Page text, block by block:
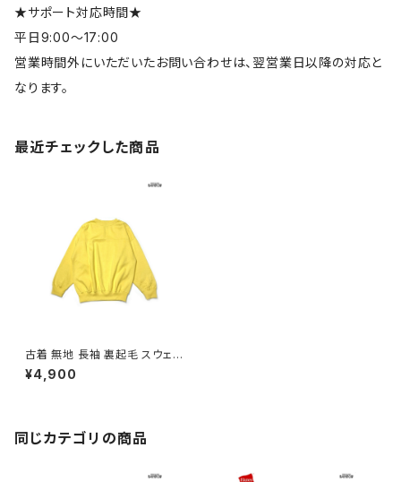
★サポート対応時間★
平日9:00～17:00
営業時間外にいただいたお問い合わせは、翌営業日以降の対応と
なります。
最近チェックした商品
古着 無地 長袖 裏起毛 スウェッ
ト トレーナー 黄 (ttu2508188)
¥4,900
同じカテゴリの商品